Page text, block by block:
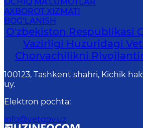
AXBOROT XIZMATI
BOG‘LANISH
O'zbekiston Respublikasi
Vazirligi Huzuridagi
Chorvachilikni
100123, Tashkent shahri, Kichik
uy.
Elektron pochta:
info@vetgov.uz